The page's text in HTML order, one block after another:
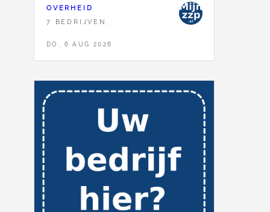
OVERHEID
7 BEDRIJVEN,
DO, 6 AUG 2026